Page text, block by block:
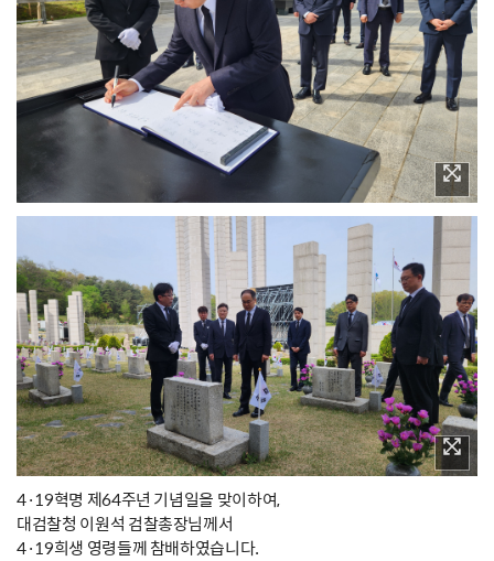
4·19혁명 제64주년 기념일을 맞이하여,
대검찰청 이원석 검찰총장님께서
4·19희생 영령들께 참배하였습니다.